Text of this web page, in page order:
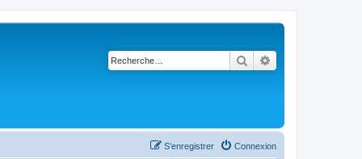
Rechercher
Connexion
S’enregistrer